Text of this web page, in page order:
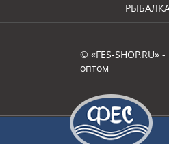
© «FES-
оптом